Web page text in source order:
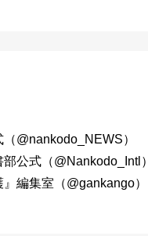
（@nankodo_NEWS）
部公式（@Nankodo_Intl）
』編集室（@gankango）